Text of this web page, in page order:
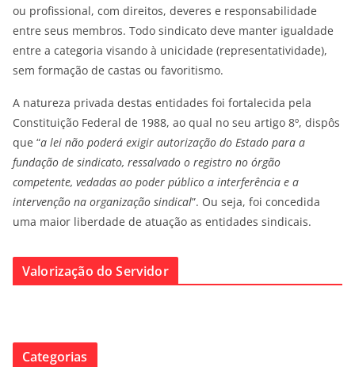
ou profissional, com direitos, deveres e responsabilidade
entre seus membros. Todo sindicato deve manter igualdade
entre a categoria visando à unicidade (representatividade),
sem formação de castas ou favoritismo.
A natureza privada destas entidades foi fortalecida pela
Constituição Federal de 1988, ao qual no seu artigo 8º, dispôs
que “a lei não poderá exigir autorização do Estado para a
fundação de sindicato, ressalvado o registro no órgão
competente, vedadas ao poder público a interferência e a
intervenção na organização sindical”. Ou seja, foi concedida
uma maior liberdade de atuação as entidades sindicais.
Valorização do Servidor
Categorias